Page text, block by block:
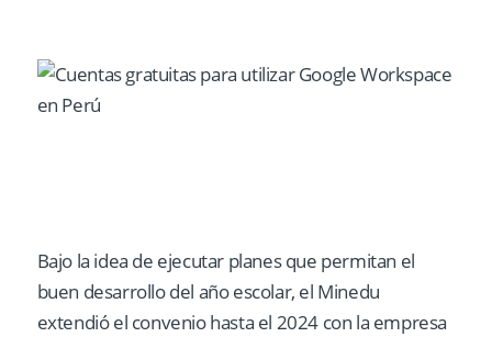
Bajo la idea de ejecutar planes que permitan el
buen desarrollo del año escolar, el Minedu
extendió el convenio hasta el 2024 con la empresa